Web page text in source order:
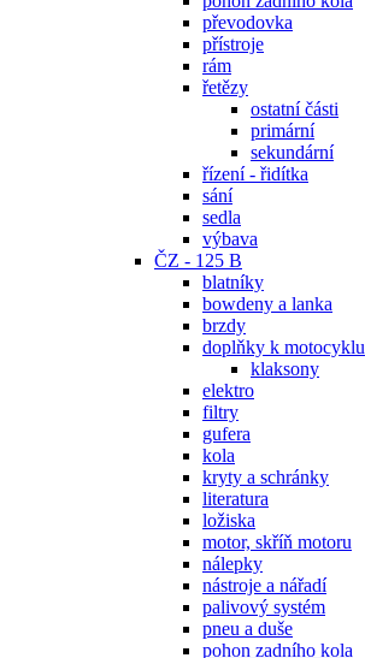
převodovka
přístroje
rám
řetězy
ostatní části
primární
sekundární
řízení - řidítka
sání
sedla
výbava
ČZ - 125 B
blatníky
bowdeny a lanka
brzdy
doplňky k motocyklu
klaksony
elektro
filtry
gufera
kola
kryty a schránky
literatura
ložiska
motor, skříň motoru
nálepky
nástroje a nářadí
palivový systém
pneu a duše
pohon zadního kola